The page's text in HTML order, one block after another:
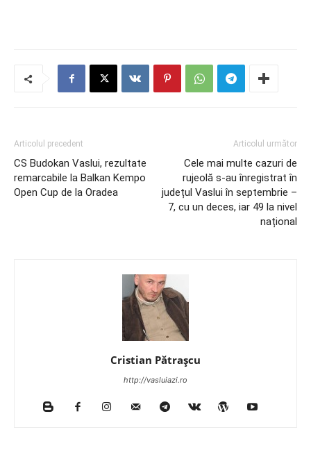
Articolul precedent
CS Budokan Vaslui, rezultate
remarcabile la Balkan Kempo
Open Cup de la Oradea
Articolul următor
Cele mai multe cazuri de
rujeolă s-au înregistrat în
județul Vaslui în septembrie –
7, cu un deces, iar 49 la nivel
național
Cristian Pătrașcu
http://vasluiazi.ro